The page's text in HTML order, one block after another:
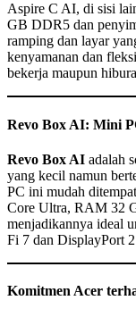
Aspire C AI, di sisi
GB DDR5 dan
ramping dan layar
kenyamanan dan
bekerja maupun
Revo Box AI: Mini
Revo Box AI adalah
yang kecil namun
PC ini mudah
Core Ultra, RAM 32
menjadikannya ideal
Fi 7 dan DisplayPort
Komitmen Acer